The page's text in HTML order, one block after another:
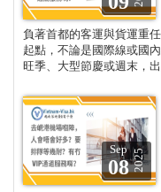
負著首都的客運與貨運重
起點，不論是國際線或國
旺季、大型節慶或週末，
Sep
082025